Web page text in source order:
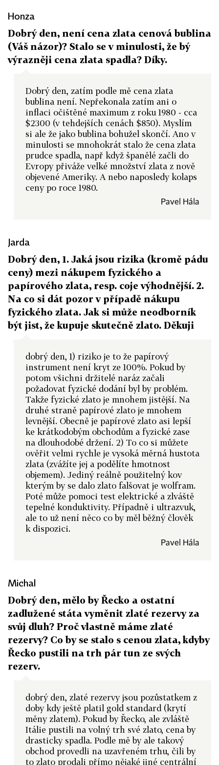
Honza
Dobrý den, není cena zlata cenová bublina
(Váš názor)? Stalo se v minulosti, že bý
výrazněji cena zlata spadla? Díky.
Dobrý den, zatím podle mě cena zlata
bublina není. Nepřekonala zatím ani o
inflaci očištěné maximum z roku 1980 - cca
$2300 (v tehdejších cenách $850). Myslím
si ale že jako bublina bohužel skončí. Ano v
minulosti se mnohokrát stalo že cena zlata
prudce spadla, např když španělé začli do
Evropy přiváže velké množství zlata z nově
objevené Ameriky. A nebo naposledy kolaps
ceny po roce 1980.
Pavel Hála
Jarda
Dobrý den, 1. Jaká jsou rizika (kromě pádu
ceny) mezi nákupem fyzického a
papírového zlata, resp. coje výhodnější. 2.
Na co si dát pozor v případě nákupu
fyzického zlata. Jak si může neodborník
být jist, že kupuje skutečně zlato. Děkuji
dobrý den, 1) riziko je to že papírový
instrument není kryt ze 100%. Pokud by
potom všichni držitelé naráz začali
požadovat fyzické dodání byl by problém.
Takže fyzické zlato je mnohem jistější. Na
druhé straně papírové zlato je mnohem
levnější. Obecně je papírové zlato asi lepší
ke krátkodobým obchodům a fyzické zase
na dlouhodobé držení. 2) To co si můžete
ověřit velmi rychle je vysoká měrná hustota
zlata (zvážíte jej a podělíte hmotnost
objemem). Jediný reálně použitelný kov
kterým by se dalo zlato falšovat je wolfram.
Poté může pomoci test elektrické a zlváště
tepelné konduktivity. Případně i ultrazvuk,
ale to už není něco co by měl běžný člověk
k dispozici.
Pavel Hála
Michal
Dobrý den, mělo by Řecko a ostatní
zadlužené státa vyměnit zlaté rezervy za
svůj dluh? Proč vlastně máme zlaté
rezervy? Co by se stalo s cenou zlata, kdyby
Řecko pustili na trh pár tun ze svých
rezerv.
dobrý den, zlaté rezervy jsou pozůstatkem z
doby kdy ještě platil gold standard (krytí
měny zlatem). Pokud by Řecko, ale zvláště
Itálie pustili na volný trh své zlato, cena by
drasticky spadla. Podle mě by ale takový
obchod provedli na uzavřeném trhu, čili by
to zlato prodali přímo nějaké jiné centrální